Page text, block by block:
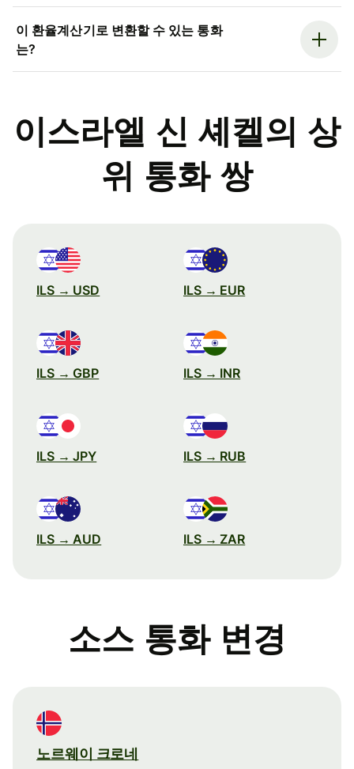
이 환율계산기로 변환할 수 있는 통화
는?
이스라엘 신 셰켈의 상
위 통화 쌍
ILS → USD ILS → EUR
ILS → GBP ILS → INR
ILS → JPY ILS → RUB
ILS → AUD ILS → ZAR
소스 통화 변경
노르웨이 크로네